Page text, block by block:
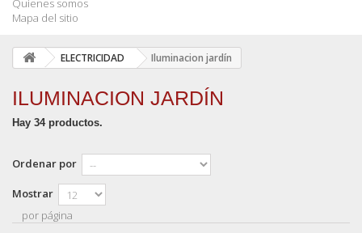
Quienes somos
Mapa del sitio
ELECTRICIDAD Iluminacion jardín
ILUMINACION JARDÍN
Hay 34 productos.
Ordenar por
Mostrar
por página